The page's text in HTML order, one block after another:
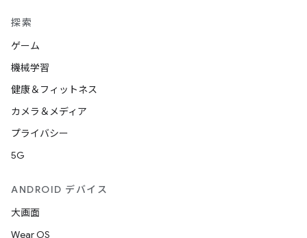
探索
ゲーム
機械学習
健康＆フィットネス
カメラ＆メディア
プライバシー
5G
ANDROID デバイス
大画面
Wear OS